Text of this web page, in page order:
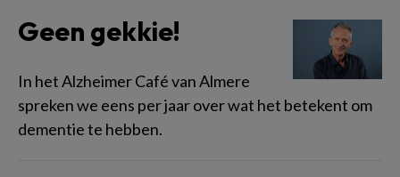
Geen gekkie!
In het Alzheimer Café van Almere
spreken we eens per jaar over wat het betekent om
dementie te hebben.